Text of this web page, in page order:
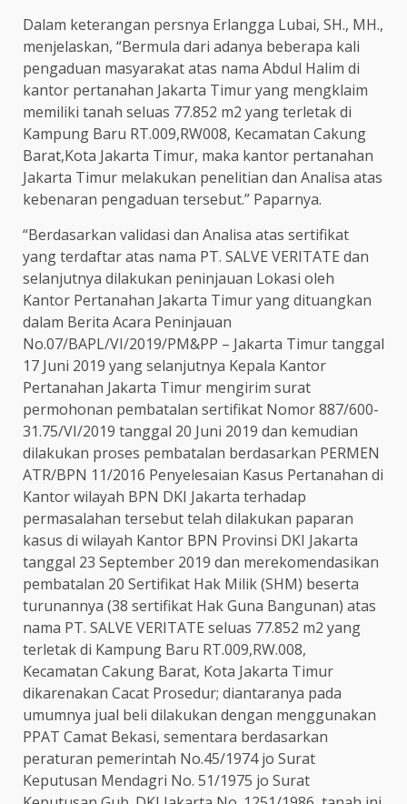
Dalam keterangan persnya Erlangga Lubai, SH., MH.,
menjelaskan, “Bermula dari adanya beberapa kali
pengaduan masyarakat atas nama Abdul Halim di
kantor pertanahan Jakarta Timur yang mengklaim
memiliki tanah seluas 77.852 m2 yang terletak di
Kampung Baru RT.009,RW008, Kecamatan Cakung
Barat,Kota Jakarta Timur, maka kantor pertanahan
Jakarta Timur melakukan penelitian dan Analisa atas
kebenaran pengaduan tersebut.” Paparnya.
“Berdasarkan validasi dan Analisa atas sertifikat
yang terdaftar atas nama PT. SALVE VERITATE dan
selanjutnya dilakukan peninjauan Lokasi oleh
Kantor Pertanahan Jakarta Timur yang dituangkan
dalam Berita Acara Peninjauan
No.07/BAPL/VI/2019/PM&PP – Jakarta Timur tanggal
17 Juni 2019 yang selanjutnya Kepala Kantor
Pertanahan Jakarta Timur mengirim surat
permohonan pembatalan sertifikat Nomor 887/600-
31.75/VI/2019 tanggal 20 Juni 2019 dan kemudian
dilakukan proses pembatalan berdasarkan PERMEN
ATR/BPN 11/2016 Penyelesaian Kasus Pertanahan di
Kantor wilayah BPN DKI Jakarta terhadap
permasalahan tersebut telah dilakukan paparan
kasus di wilayah Kantor BPN Provinsi DKI Jakarta
tanggal 23 September 2019 dan merekomendasikan
pembatalan 20 Sertifikat Hak Milik (SHM) beserta
turunannya (38 sertifikat Hak Guna Bangunan) atas
nama PT. SALVE VERITATE seluas 77.852 m2 yang
terletak di Kampung Baru RT.009,RW.008,
Kecamatan Cakung Barat, Kota Jakarta Timur
dikarenakan Cacat Prosedur; diantaranya pada
umumnya jual beli dilakukan dengan menggunakan
PPAT Camat Bekasi, sementara berdasarkan
peraturan pemerintah No.45/1974 jo Surat
Keputusan Mendagri No. 51/1975 jo Surat